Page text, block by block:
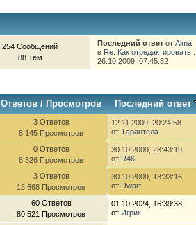
254 Сообщений
88 Тем
Последний ответот Alma
в Re: Как отредактировать ...
26.10.2009, 07:45:32
Ответов/ Просмотров Последний ответ
3 Ответов
8 145 Просмотров
12.11.2009, 20:24:58
отТарантела
0 Ответов
8 326 Просмотров
30.10.2009, 23:43:19
от R46
3 Ответов
13 668 Просмотров
30.10.2009, 13:33:16
от Dwarf
60 Ответов
80 521 Просмотров
01.10.2024, 16:39:38
от Игрик